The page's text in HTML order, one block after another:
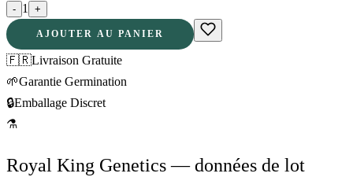
- 1 +
AJOUTER AU PANIER
🇫🇷Livraison Gratuite
🌱Garantie Germination
🔒Emballage Discret
⚗
Royal King Genetics — données de lot